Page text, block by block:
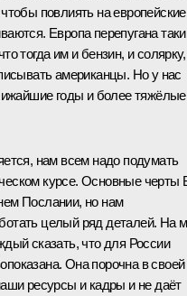
повлиять на европейские
Европа перепугана
тогда им и бензин, и солярку,
американцы. Но у нас
годы и более тяжёлые
нам всем надо подумать
курсе. Основные черты
Послании, но нам
целый ряд деталей. На
сказать, что для России
Она порочна в своей
ресурсы и кадры и не даёт